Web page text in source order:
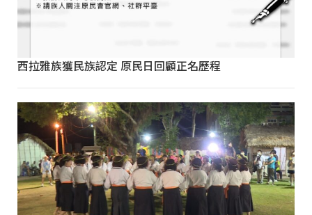
西拉雅族獲民族認定 原民日回顧正名歷程